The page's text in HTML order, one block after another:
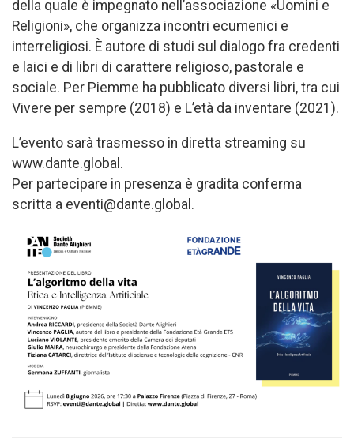
della quale è impegnato nell’associazione «Uomini e
Religioni», che organizza incontri ecumenici e
interreligiosi. È autore di studi sul dialogo fra credenti
e laici e di libri di carattere religioso, pastorale e
sociale. Per Piemme ha pubblicato diversi libri, tra cui
Vivere per sempre (2018) e L’età da inventare (2021).
L’evento sarà trasmesso in diretta streaming su
www.dante.global.
Per partecipare in presenza è gradita conferma
scritta a eventi@dante.global.